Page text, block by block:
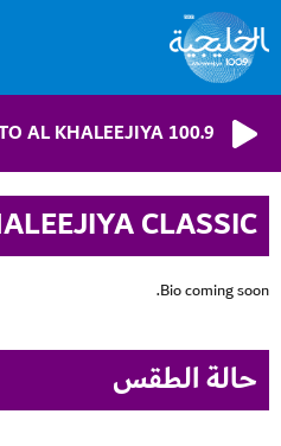
AL KHALEEJIYA 100.9
CLASSIC
Bio coming soon.
حالة الطقس